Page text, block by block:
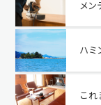
メン
ハミ
こ